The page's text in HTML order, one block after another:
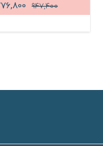
947,400